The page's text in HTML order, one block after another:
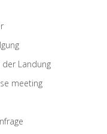
Landung
meeting